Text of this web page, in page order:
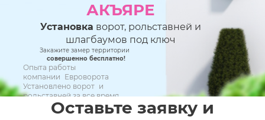
АКЪЯРЕ
Установка ворот, рольставней и
шлагбаумов под ключ
Закажите замер территории
совершенно бесплатно!
Опыта работы
компании Евроворота
Установлено ворот и
рольставней за все время
При соблюдение регламента технического
обслуживанияОставьте заявку и